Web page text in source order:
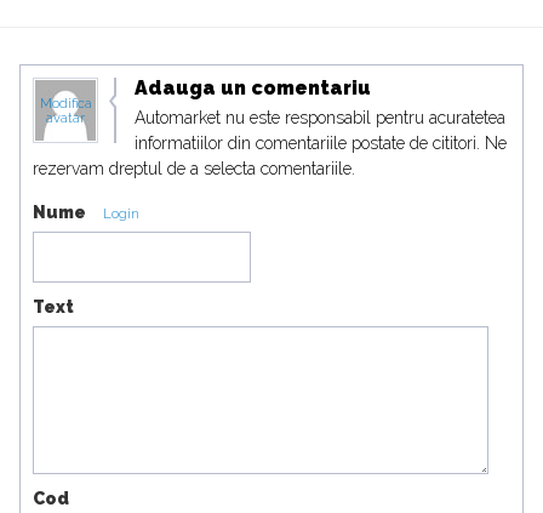
Modifica
avatar
Adauga un comentariu
Automarket nu este responsabil pentru acuratetea
informatiilor din comentariile postate de cititori. Ne
rezervam dreptul de a selecta comentariile.
Nume Login
Text
Cod